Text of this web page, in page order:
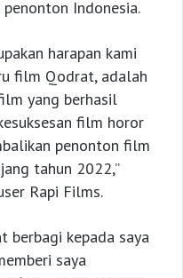
Indonesia.
harapan kami
film Qodrat, adalah
yang berhasil
film horor
penonton film
tahun 2022,”
Rapi Films.
berbagi kepada saya
saya